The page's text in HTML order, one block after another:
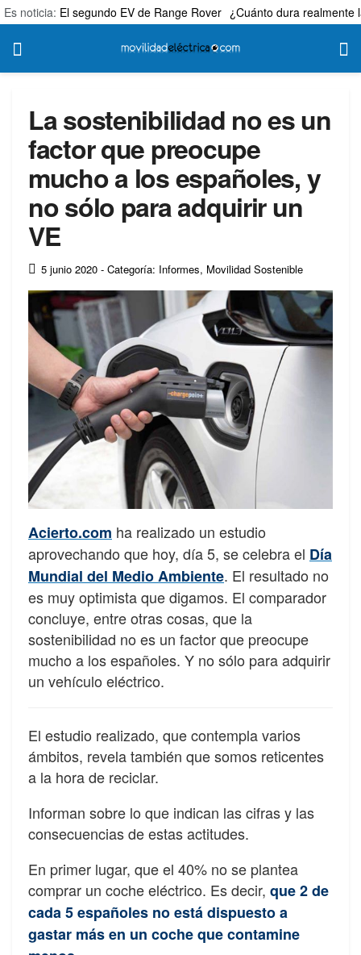
Es noticia: El segundo EV de Range Rover ¿Cuánto dura realmente
La sostenibilidad no es un
factor que preocupe
mucho a los españoles, y
no sólo para adquirir un
VE
5 junio 2020 - Categoría: Informes, Movilidad Sostenible
Acierto.com ha realizado un estudio
aprovechando que hoy, día 5, se celebra el Día
Mundial del Medio Ambiente. El resultado no
es muy optimista que digamos. El comparador
concluye, entre otras cosas, que la
sostenibilidad no es un factor que preocupe
mucho a los españoles. Y no sólo para adquirir
un vehículo eléctrico.
El estudio realizado, que contempla varios
ámbitos, revela también que somos reticentes
a la hora de reciclar.
Informan sobre lo que indican las cifras y las
consecuencias de estas actitudes.
En primer lugar, que el 40% no se plantea
comprar un coche eléctrico. Es decir, que 2 de
cada 5 españoles no está dispuesto a
gastar más en un coche que contamine